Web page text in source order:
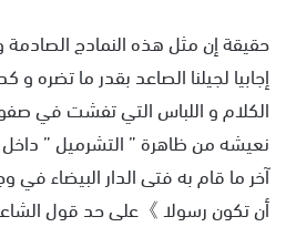
ن
ي
ا
حقيقة إن مثل هذه النمادج الصادمة
إجابيا لجيلنا الصاعد بقدر ما تضره
الكلام و اللباس التي تفشت في
نعيشه من ظاهرة ” التشرميل ”
آخر ما قام به فتى الدار البيضاء
أن تكون رسولا 》على حد قول